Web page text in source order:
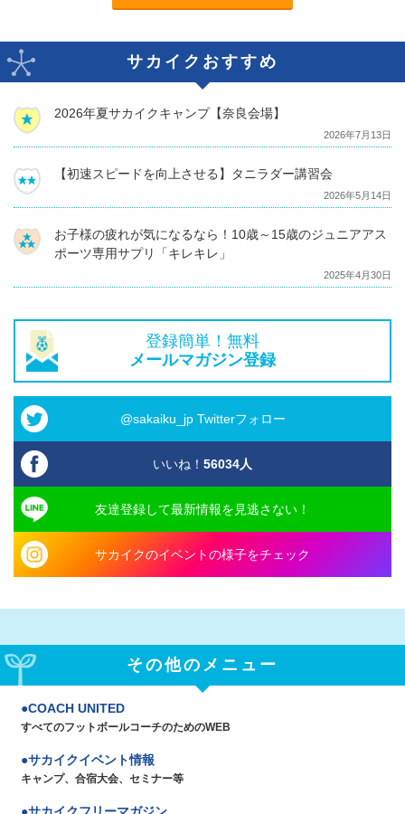
サカイクおすすめ
2026年夏サカイクキャンプ【奈良会場】
2026年7月13日
【初速スピードを向上させる】タニラダー講習会
2026年5月14日
お子様の疲れが気になるなら！10歳～15歳のジュニアアス
ポーツ専用サプリ「キレキレ」
2025年4月30日
登録簡単！無料
メールマガジン登録
@sakaiku_jp Twitterフォロー
いいね！ 56034人
友達登録して最新情報を見逃さない！
サカイクのイベントの様子をチェック
その他のメニュー
COACH UNITED
すべてのフットボールコーチのためのWEB
サカイクイベント情報
キャンプ、合宿大会、セミナー等